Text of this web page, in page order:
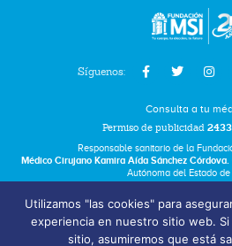
Síguenos:
Consulta a tu
Permiso de publicidad
Responsable sanitario de la
Médico Cirujano Kamira Aída Sánchez Córdova.
Autónoma del Estado de
Términos y
Bolsa de
Utilizamos "las cookies" para
experiencia en nuestro sitio web.
sitio, asumiremos que está